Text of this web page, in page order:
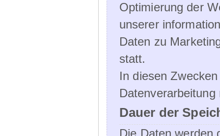
Optimierung der
unserer
Daten zu
statt.
In diesen
Dauer der
Die Daten werden